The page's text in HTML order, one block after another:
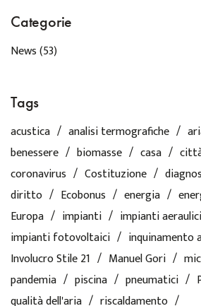
Categorie
News(53)
Tags
acustica analisi termografiche
benessere
biomasse casa
coronavirus
Costituzione
diritto
Ecobonus energia
Europa
impianti
impianti aeraulici
impianti fotovoltaici
inquinamento
Involucro Stile 21
Manuel Gori
pandemia
piscina pneumatici
qualità dell'aria
riscaldamento